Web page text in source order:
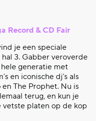
Record & CD Fair
je een speciale
3. Gabber veroverde
generatie met
en iconische dj’s als
en The Prophet. Nu is
terug, en kun je
vetste platen op de kop